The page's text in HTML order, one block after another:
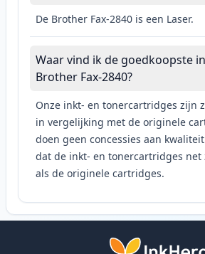
De Brother Fax-2840 is een Laser.
Waar vind ik de goedkoopste
Brother Fax-2840?
Onze inkt- en tonercartridges zijn
in vergelijking met de originele
doen geen concessies aan
dat de inkt- en tonercartridges net
als de originele cartridges.